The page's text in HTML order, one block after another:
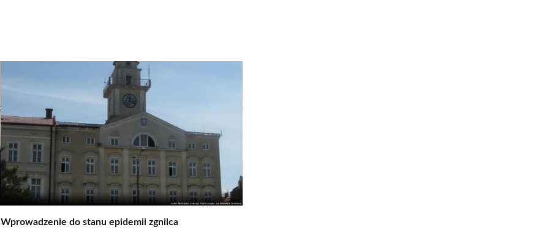
Wprowadzenie do stanu epidemii zgnilca